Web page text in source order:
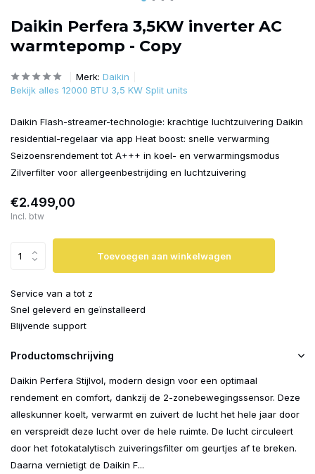
Daikin Perfera 3,5KW inverter AC
warmtepomp - Copy
Merk: Daikin
Bekijk alles 12000 BTU 3,5 KW Split units
Daikin Flash-streamer-technologie: krachtige luchtzuivering Daikin
residential-regelaar via app Heat boost: snelle verwarming
Seizoensrendement tot A+++ in koel- en verwarmingsmodus
Zilverfilter voor allergeenbestrijding en luchtzuivering
€2.499,00
Incl. btw
Toevoegen aan winkelwagen
Service van a tot z
Snel geleverd en geïnstalleerd
Blijvende support
Productomschrijving
Daikin Perfera Stijlvol, modern design voor een optimaal
rendement en comfort, dankzij de 2-zonebewegingssensor. Deze
alleskunner koelt, verwarmt en zuivert de lucht het hele jaar door
en verspreidt deze lucht over de hele ruimte. De lucht circuleert
door het fotokatalytisch zuiveringsfilter om geurtjes af te breken.
Daarna vernietigt de Daikin F...